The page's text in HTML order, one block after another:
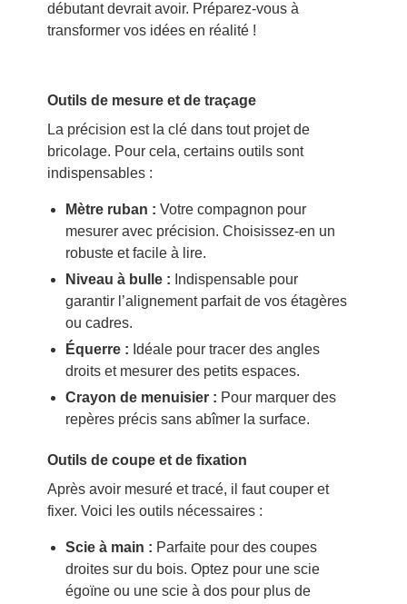
débutant devrait avoir. Préparez-vous à
transformer vos idées en réalité !
Outils de mesure et de traçage
La précision est la clé dans tout projet de
bricolage. Pour cela, certains outils sont
indispensables :
Mètre ruban : Votre compagnon pour
mesurer avec précision. Choisissez-en un
robuste et facile à lire.
Niveau à bulle : Indispensable pour
garantir l’alignement parfait de vos étagères
ou cadres.
Équerre : Idéale pour tracer des angles
droits et mesurer des petits espaces.
Crayon de menuisier : Pour marquer des
repères précis sans abîmer la surface.
Outils de coupe et de fixation
Après avoir mesuré et tracé, il faut couper et
fixer. Voici les outils nécessaires :
Scie à main : Parfaite pour des coupes
droites sur du bois. Optez pour une scie
égoïne ou une scie à dos pour plus de